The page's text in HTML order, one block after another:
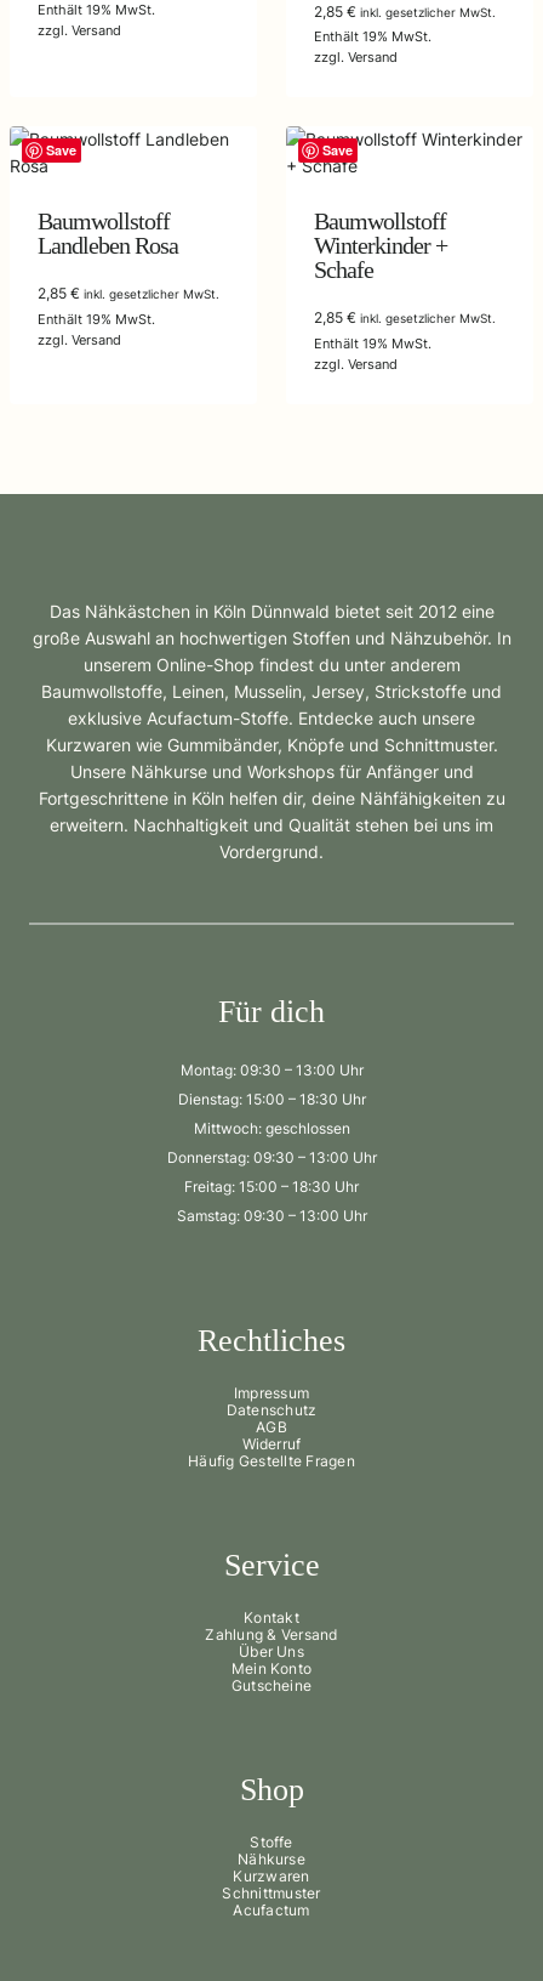
Enthält 19% MwSt.
zzgl. Versand
2,85 € inkl. gesetzlicher MwSt.
Enthält 19% MwSt.
zzgl. Versand
Save
Baumwollstoff
Landleben Rosa
2,85 € inkl. gesetzlicher MwSt.
Enthält 19% MwSt.
zzgl. Versand
Save
Baumwollstoff
Winterkinder +
Schafe
2,85 € inkl. gesetzlicher MwSt.
Enthält 19% MwSt.
zzgl. Versand
Das Nähkästchen in Köln Dünnwald bietet seit 2012 eine
große Auswahl an hochwertigen Stoffen und Nähzubehör. In
unserem Online-Shop findest du unter anderem
Baumwollstoffe, Leinen, Musselin, Jersey, Strickstoffe und
exklusive Acufactum-Stoffe. Entdecke auch unsere
Kurzwaren wie Gummibänder, Knöpfe und Schnittmuster.
Unsere Nähkurse und Workshops für Anfänger und
Fortgeschrittene in Köln helfen dir, deine Nähfähigkeiten zu
erweitern. Nachhaltigkeit und Qualität stehen bei uns im
Vordergrund.
Für dich
Montag: 09:30 – 13:00 Uhr
Dienstag: 15:00 – 18:30 Uhr
Mittwoch: geschlossen
Donnerstag: 09:30 – 13:00 Uhr
Freitag: 15:00 – 18:30 Uhr
Samstag: 09:30 – 13:00 Uhr
Rechtliches
Impressum
Datenschutz
AGB
Widerruf
Häufig Gestellte Fragen
Service
Kontakt
Zahlung & Versand
Über Uns
Mein Konto
Gutscheine
Shop
Stoffe
Nähkurse
Kurzwaren
Schnittmuster
Acufactum